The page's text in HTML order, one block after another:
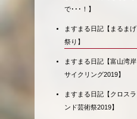
で･･･！】
ますまる日記【まるまげ
祭り】
ますまる日記【富山湾岸
サイクリング2019】
ますまる日記【クロスラ
ンド芸術祭2019】